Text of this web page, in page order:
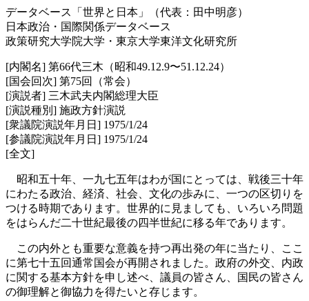
データベース「世界と日本」（代表：田中明彦）
日本政治・国際関係データベース
政策研究大学院大学・東京大学東洋文化研究所
[内閣名] 第66代三木（昭和49.12.9〜51.12.24）
[国会回次] 第75回（常会）
[演説者] 三木武夫内閣総理大臣
[演説種別] 施政方針演説
[衆議院演説年月日] 1975/1/24
[参議院演説年月日] 1975/1/24
[全文]
昭和五十年、一九七五年はわが国にとっては、戦後三十年
にわたる政治、経済、社会、文化の歩みに、一つの区切りを
つける時期であります。世界的に見ましても、いろいろ問題
をはらんだ二十世紀最後の四半世紀に移る年であります。
この内外とも重要な意義を持つ再出発の年に当たり、ここ
に第七十五回通常国会が再開されました。政府の外交、内政
に関する基本方針を申し述べ、議員の皆さん、国民の皆さん
の御理解と御協力を得たいと存じます。